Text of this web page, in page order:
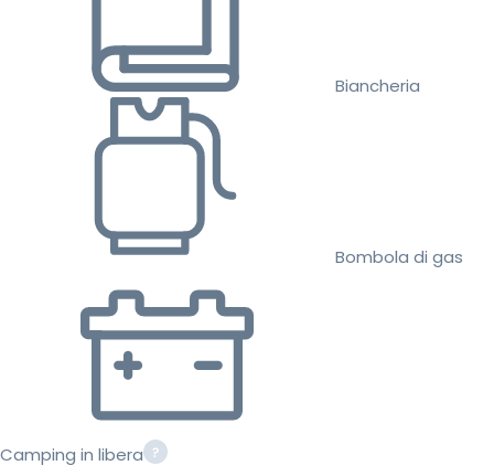
Biancheria
Bombola di gas
Camping in libera